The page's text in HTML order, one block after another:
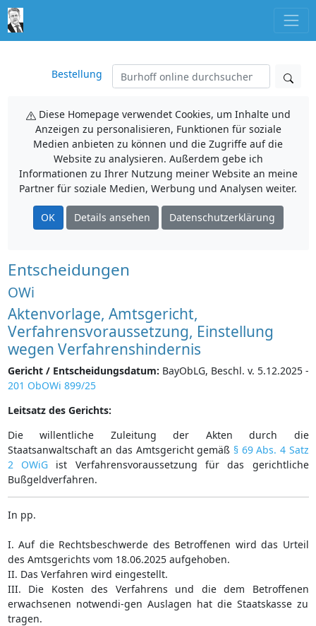
Bestellung
Diese Homepage verwendet Cookies, um Inhalte und
Anzeigen zu personalisieren, Funktionen für soziale
Medien anbieten zu können und die Zugriffe auf die
Website zu analysieren. Außerdem gebe ich
Informationen zu Ihrer Nutzung meiner Website an meine
Partner für soziale Medien, Werbung und Analysen weiter.
OK Details ansehen Datenschutzerklärung
Entscheidungen
OWi
Aktenvorlage, Amtsgericht,
Verfahrensvoraussetzung, Einstellung
wegen Verfahrenshindernis
Gericht / Entscheidungsdatum: BayObLG, Beschl. v. 5.12.2025 -
201 ObOWi 899/25
Leitsatz des Gerichts:
Die willentliche Zuleitung der Akten durch die
Staatsanwaltschaft an das Amtsgericht gemäß § 69 Abs. 4 Satz
2 OWiGist Verfahrensvoraussetzung für das gerichtliche
Bußgeldverfahren.
In pp.
I. Auf die Rechtsbeschwerde des Betroffenen wird das Urteil
des Amtsgerichts vom 18.06.2025 aufgehoben.
II. Das Verfahren wird eingestellt.
III. Die Kosten des Verfahrens und die dem Betroffenen
erwachsenen notwendi-gen Auslagen hat die Staatskasse zu
tragen.